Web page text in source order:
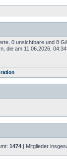
0 unsichtbare und 8
die am 11.06.2026,
1474| Mitglieder